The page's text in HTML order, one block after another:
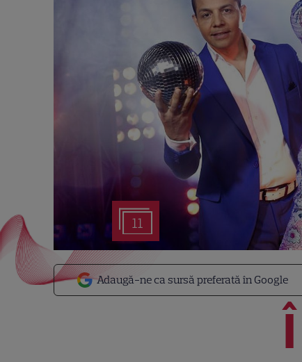
11
Adaugă-ne ca sursă preferată în Google
Î